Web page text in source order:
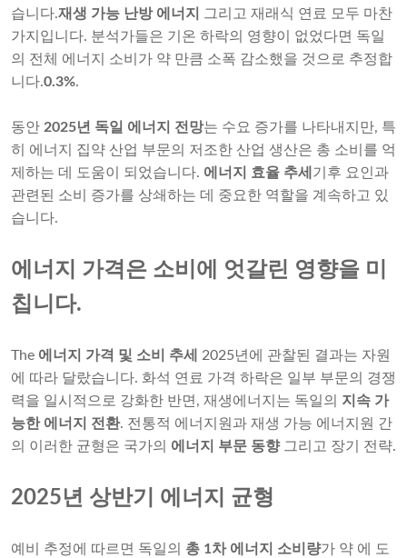
습니다.재생 가능 난방 에너지
그리고 재래식 연료 모두 마찬
가지입니다. 분석가들은 기온 하락의 영향이 없었다면 독일
의 전체 에너지 소비가 약 만큼 소폭 감소했을 것으로 추정합
니다.0.3%.
동안 2025년 독일 에너지 전망는 수요 증가를 나타내지만, 특
히 에너지 집약 산업 부문의 저조한 산업 생산은 총 소비를 억
제하는 데 도움이 되었습니다. 에너지 효율 추세 기후 요인과
관련된 소비 증가를 상쇄하는 데 중요한 역할을 계속하고 있
습니다.
에너지 가격은 소비에 엇갈린 영향을 미
칩니다.
The 에너지 가격 및 소비 추세
2025년에 관찰된 결과는 자원
에 따라 달랐습니다. 화석 연료 가격 하락은 일부 부문의 경쟁
력을 일시적으로 강화한 반면, 재생에너지는 독일의 지속 가
능한 에너지 전환. 전통적 에너지원과 재생 가능 에너지원 간
의 이러한 균형은 국가의 에너지 부문 동향그리고 장기 전략.
2025년 상반기 에너지 균형
예비 추정에 따르면 독일의 총 1차 에너지 소비량가 약 에 도